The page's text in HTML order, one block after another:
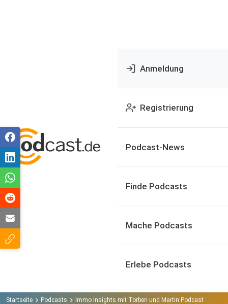
Anmeldung
Registrierung
Podcast-News
Finde Podcasts
Mache Podcasts
Erlebe Podcasts
Startseite Podcasts Immo Insights mit Torben und Martin Podcast